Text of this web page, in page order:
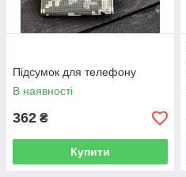
Підсумок для телефону
В наявності
362 ₴
Купити